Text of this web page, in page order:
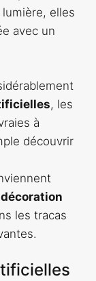
lumière, elles
avec un
, les
à
découvrir
décoration
les tracas